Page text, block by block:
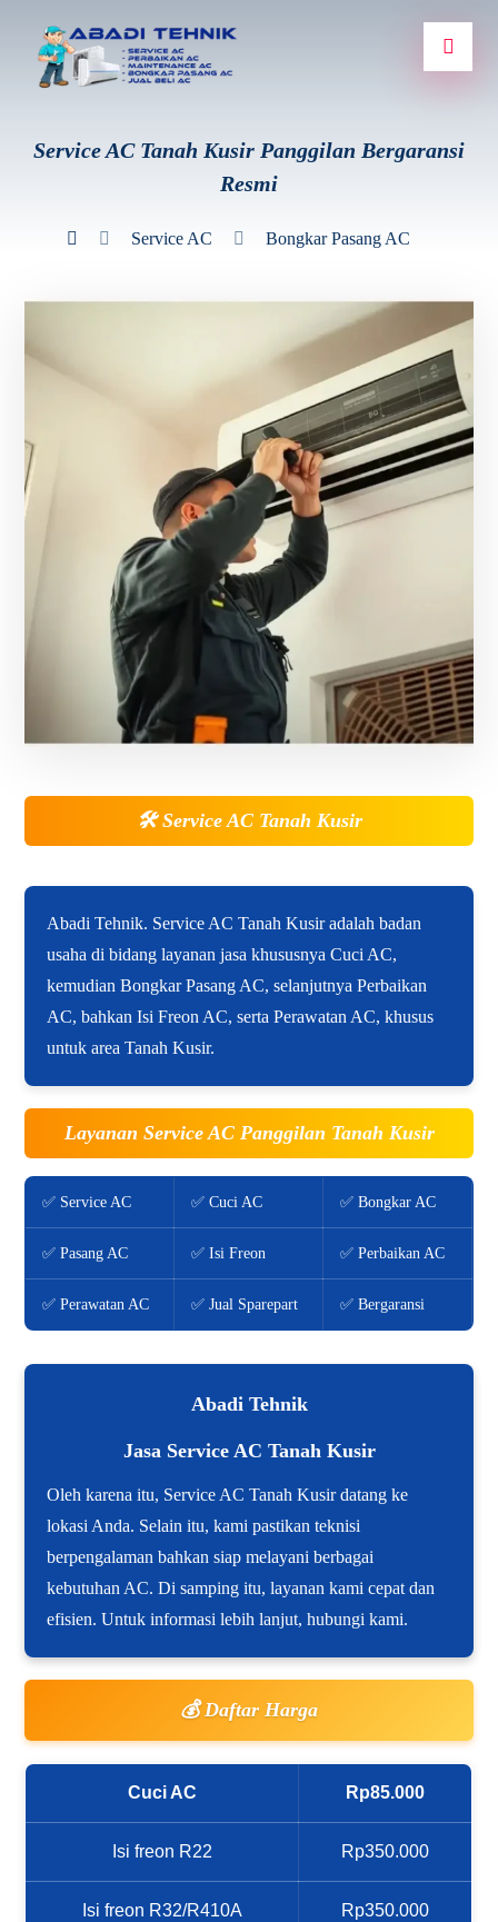
Service AC Tanah Kusir Panggilan Bergaransi
Resmi
Service AC Bongkar Pasang AC
🛠️Service AC Tanah Kusir
Abadi Tehnik. Service AC Tanah Kusir adalah badan
usaha di bidang layanan jasa khususnya Cuci AC,
kemudian Bongkar Pasang AC, selanjutnya Perbaikan
AC, bahkan Isi Freon AC, serta Perawatan AC, khusus
untuk area Tanah Kusir.
Layanan Service AC Panggilan Tanah Kusir
✅ Service AC ✅ Cuci AC ✅ Bongkar AC
✅ Pasang AC ✅ Isi Freon ✅ Perbaikan AC
✅ Perawatan AC ✅ Jual Sparepart ✅ Bergaransi
Abadi Tehnik
Jasa Service AC Tanah Kusir
Oleh karena itu, Service AC Tanah Kusir datang ke
lokasi Anda. Selain itu, kami pastikan teknisi
berpengalaman bahkan siap melayani berbagai
kebutuhan AC. Di samping itu, layanan kami cepat dan
efisien. Untuk informasi lebih lanjut, hubungi kami.
💰 Daftar Harga
Cuci AC Rp85.000
Isi freon R22 Rp350.000
Isi freon R32/R410A Rp350.000